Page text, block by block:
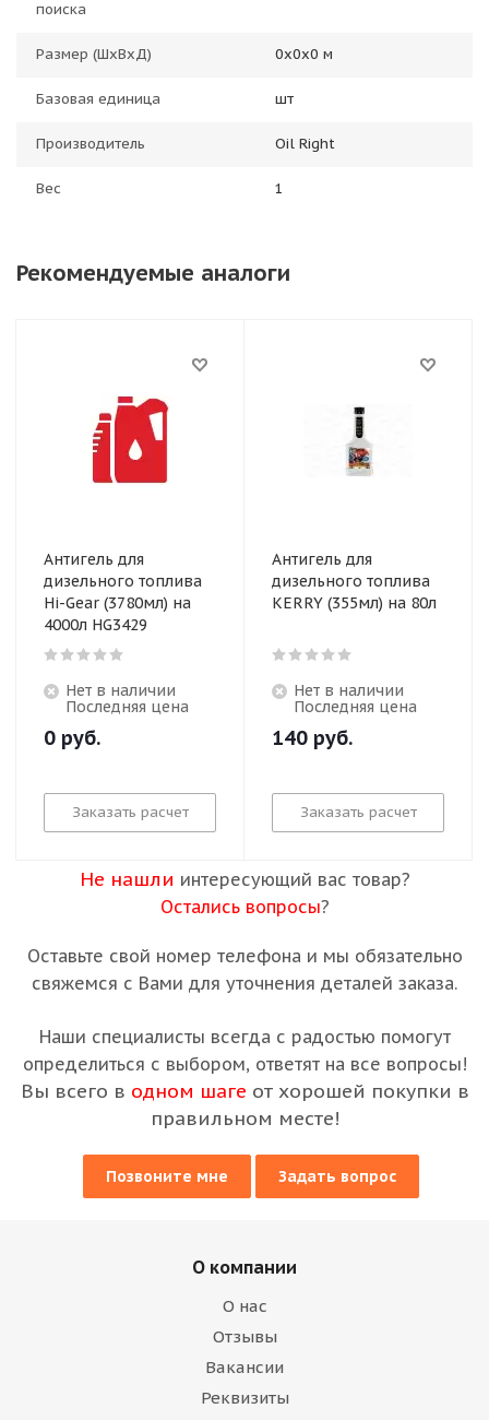
поиска
Размер (ШхВхД) 0х0х0 м
Базовая единица шт
Производитель Oil Right
Вес 1
Рекомендуемые аналоги
Антигель для
дизельного топлива
Hi-Gear (3780мл) на
4000л HG3429
Нет в наличии
Последняя цена
0 руб.
Заказать расчет
Антигель для
дизельного топлива
KERRY (355мл) на 80л
Нет в наличии
Последняя цена
140 руб.
Заказать расчет
Не нашли интересующий вас товар?
Остались вопросы?
Оставьте свой номер телефона и мы обязательно
свяжемся с Вами для уточнения деталей заказа.
Наши специалисты всегда с радостью помогут
определиться с выбором, ответят на все вопросы!
Вы всего в одном шаге от хорошей покупки в
правильном месте!
Позвоните мне Задать вопрос
О компании
О нас
Отзывы
Вакансии
Реквизиты